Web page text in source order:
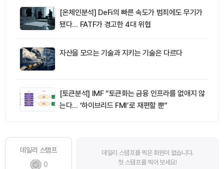
[온체인분석] DeFi의 빠른 속도가 범죄에도 무기가
됐다… FATF가 경고한 4대 위협
자산을 모으는 기술과 지키는 기술은 다르다
[토큰분석] IMF “토큰화는 금융 인프라를 없애지 않
는다… ‘하이브리드 FMI’로 재편할 뿐”
데일리 스탬프
0
데일리 스탬프를 찍은 회원이 없습니다.
첫 스탬프를 찍어 보세요!